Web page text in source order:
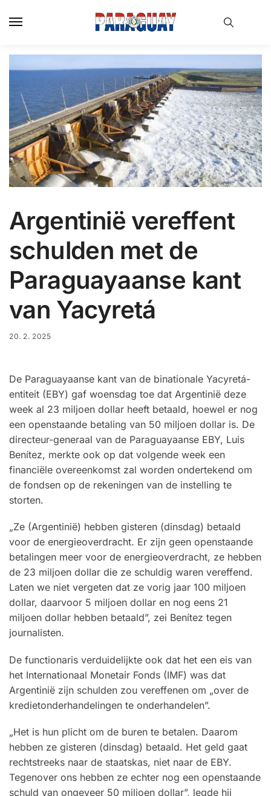
Argentinië vereffent
schulden met de
Paraguayaanse kant
van Yacyretá
20. 2. 2025
De Paraguayaanse kant van de binationale Yacyretá-
entiteit (EBY) gaf woensdag toe dat Argentinië deze
week al 23 miljoen dollar heeft betaald, hoewel er nog
een openstaande betaling van 50 miljoen dollar is. De
directeur-generaal van de Paraguayaanse EBY, Luis
Benítez, merkte ook op dat volgende week een
financiële overeenkomst zal worden ondertekend om
de fondsen op de rekeningen van de instelling te
storten.
„Ze (Argentinië) hebben gisteren (dinsdag) betaald
voor de energieoverdracht. Er zijn geen openstaande
betalingen meer voor de energieoverdracht, ze hebben
de 23 miljoen dollar die ze schuldig waren vereffend.
Laten we niet vergeten dat ze vorig jaar 100 miljoen
dollar, daarvoor 5 miljoen dollar en nog eens 21
miljoen dollar hebben betaald”, zei Benítez tegen
journalisten.
De functionaris verduidelijkte ook dat het een eis van
het Internationaal Monetair Fonds (IMF) was dat
Argentinië zijn schulden zou vereffenen om „over de
kredietonderhandelingen te onderhandelen”.
„Het is hun plicht om de buren te betalen. Daarom
hebben ze gisteren (dinsdag) betaald. Het geld gaat
rechtstreeks naar de staatskas, niet naar de EBY.
Tegenover ons hebben ze echter nog een openstaande
schuld van ongeveer 50 miljoen dollar”, legde hij